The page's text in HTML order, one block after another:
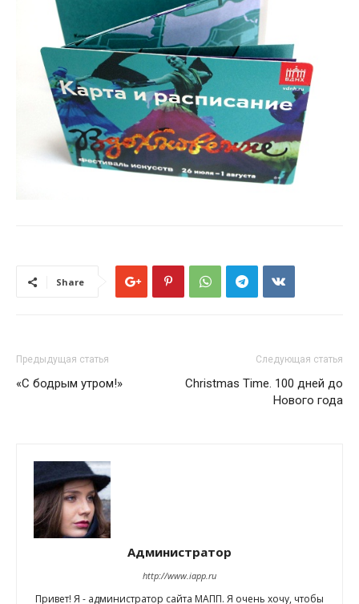
Share
Предыдущая статья
«С бодрым утром!»
Следующая статья
Christmas Time. 100 дней до
Нового года
Администратор
http://www.iapp.ru
Привет! Я - администратор сайта МАПП. Я очень хочу, чтобы